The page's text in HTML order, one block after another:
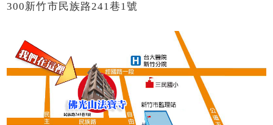
300新竹市民族路241巷1號